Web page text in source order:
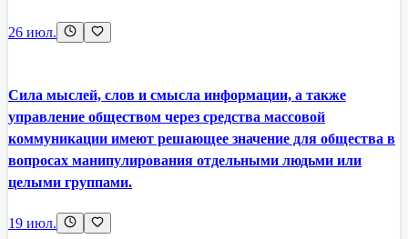
26 июл.
Сила мыслей, слов и смысла информации, а также
управление обществом через средства массовой
коммуникации имеют решающее значение для общества в
вопросах манипулирования отдельными людьми или
целыми группами.
19 июл.